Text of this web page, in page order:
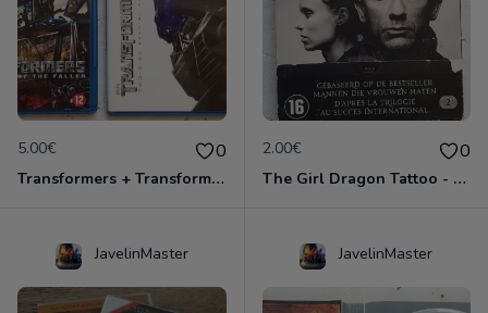
5.00€ 0
Transformers + Transformers 2 : La Revanche
2.00€ 0
The Girl Dragon Tattoo - Blu-Ray
JavelinMaster JavelinMaster